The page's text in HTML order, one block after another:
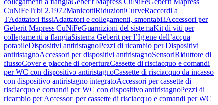
collegamenti a flangiaGeberit Mapress CuNiFeGeberit Mapress
CuNiFeTubi 2.1972ManicottiRiduzioniCurveRaccordi a
TAdattatori fissiAdattatori e collegamenti, smontabiliAccessori per
Geberit Mapress CuNiFeGuarnizioni del sistemaKit di viti per
collegamenti a flangiaSistema Geberit per l’Igiene dell’acqua
potabileDispositivi antiristagnoPezzi di ricambio per Dispositivi
antiristagnoAccessori per dispositivi antiristagnoSensoriRiduttore di
flussoCover e placche di coperturaCassette di risciacquo e comandi
per WC con dispositivo antiristagnoCassette di risciacquo da incasso
con dispositivo antiristagno integratoAccessori per cassette di
risciacquo e comandi per WC con dispositivo antiristagnoPezzi di
ricambio per Accessori per cassette di risciacquo e comandi per WC